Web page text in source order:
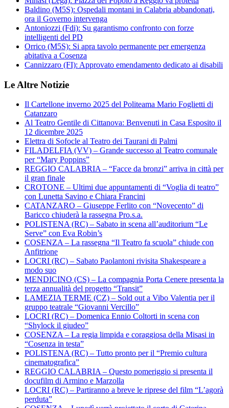
Baldino (M5S): Ospedali montani in Calabria abbandonati,
ora il Governo intervenga
Antoniozzi (Fdi): Su garantismo confronto con forze
intelligenti del PD
Orrico (M5S): Si apra tavolo permanente per emergenza
abitativa a Cosenza
Cannizzaro (FI): Approvato emendamento dedicato ai disabili
Le Altre Notizie
Il Cartellone inverno 2025 del Politeama Mario Foglietti di
Catanzaro
Al Teatro Gentile di Cittanova: Benvenuti in Casa Esposito il
12 dicembre 2025
Elettra di Sofocle al Teatro dei Taurani di Palmi
FILADELFIA (VV) – Grande successo al Teatro comunale
per “Mary Poppins”
REGGIO CALABRIA – “Facce da bronzi” arriva in città per
il gran finale
CROTONE – Ultimi due appuntamenti di “Voglia di teatro”
con Lunetta Savino e Chiara Francini
CATANZARO – Giuseppe Ferlito con “Novecento” di
Baricco chiuderà la rassegna Pro.s.a.
POLISTENA (RC) – Sabato in scena all’auditorium “Le
Serve” con Eva Robin’s
COSENZA – La rassegna “Il Teatro fa scuola” chiude con
Anfitrione
LOCRI (RC) – Sabato Paolantoni rivisita Shakespeare a
modo suo
MENDICINO (CS) – La compagnia Porta Cenere presenta la
terza annualità del progetto “Transit”
LAMEZIA TERME (CZ) – Sold out a Vibo Valentia per il
gruppo teatrale “Giovanni Vercillo”
LOCRI (RC) – Domenica Ennio Coltorti in scena con
“Shylock il giudeo”
COSENZA – La regia limpida e coraggiosa della Misasi in
“Cosenza in testa”
POLISTENA (RC) – Tutto pronto per il “Premio cultura
cinematografica”
REGGIO CALABRIA – Questo pomeriggio si presenta il
docufilm di Armino e Marzolla
LOCRI (RC) – Partiranno a breve le riprese del film “L’agorà
perduta”